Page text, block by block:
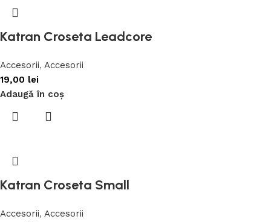
Katran Croseta Leadcore
Accesorii, Accesorii
19,00 lei
Adaugă în coș
Katran Croseta Small
Accesorii, Accesorii